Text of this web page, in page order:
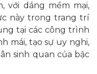
với dáng mềm mại,
này trong trang trí
tại các công trình
mái, tạo sự uy nghi,
sinh quan của bậc